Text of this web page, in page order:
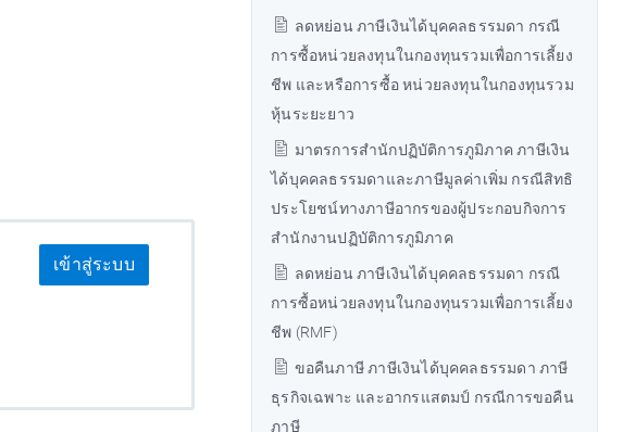
ลดหย่อน ภาษีเงินได้บุคคลธรรมดา กรณี
การซื้อหน่วยลงทุนในกองทุนรวมเพื่อการเลี้ยง
ชีพ และหรือการซื้อ หน่วยลงทุนในกองทุนรวม
หุ้นระยะยาว
มาตรการสำนักปฏิบัติการภูมิภาค ภาษีเงิน
ได้บุคคลธรรมดาและภาษีมูลค่าเพิ่ม กรณีสิทธิ
ประโยชน์ทางภาษีอากรของผู้ประกอบกิจการ
สำนักงานปฏิบัติการภูมิภาค
ลดหย่อน ภาษีเงินได้บุคคลธรรมดา กรณี
การซื้อหน่วยลงทุนในกองทุนรวมเพื่อการเลี้ยง
ชีพ (RMF)
ขอคืนภาษี ภาษีเงินได้บุคคลธรรมดา ภาษี
ธุรกิจเฉพาะ และอากรแสตมป์ กรณีการขอคืน
ภาษี
เข้าสู่ระบบ